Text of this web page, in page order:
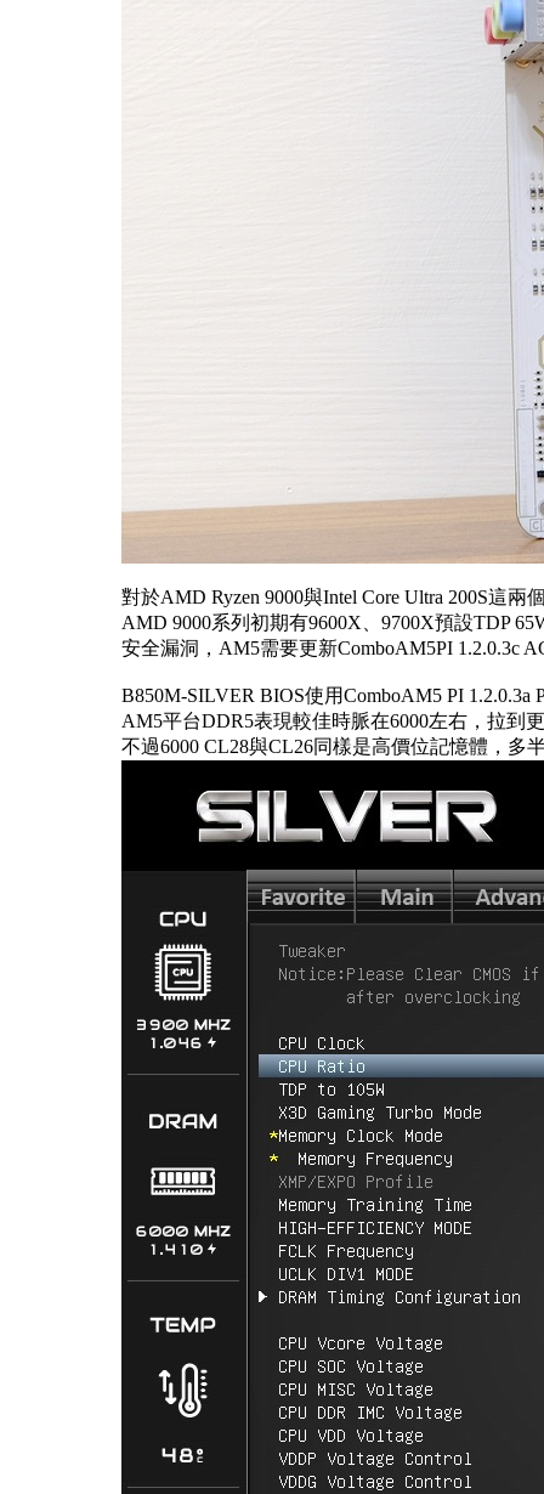
對於AMD Ryzen 9000與Intel Core Ultra 200S這
AMD 9000系列初期有9600X、9700X預設TDP
安全漏洞，AM5需要更新ComboAM5PI 1.2.0.3c
B850M-SILVER BIOS使用ComboAM5 PI
AM5平台DDR5表現較佳時脈在6000左右，拉到
不過6000 CL28與CL26同樣是高價位記憶體，多